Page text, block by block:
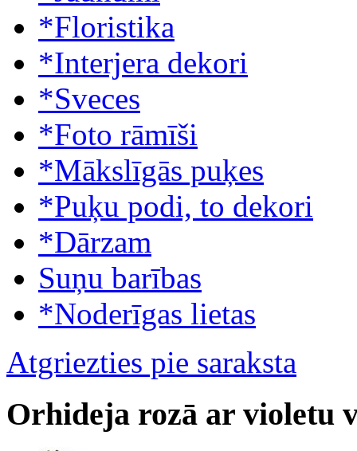
*Floristika
*Interjera dekori
*Sveces
*Foto rāmīši
*Mākslīgās puķes
*Puķu podi, to dekori
*Dārzam
Suņu barības
*Noderīgas lietas
Atgriezties pie saraksta
Orhideja rozā ar violetu